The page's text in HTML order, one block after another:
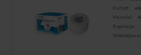
Kształt:
Materiał:
Regulacja: